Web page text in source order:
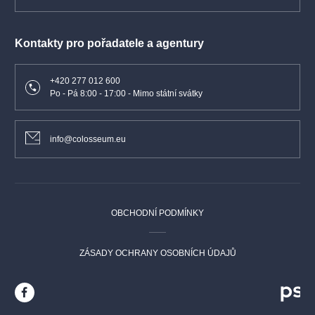
Kontakty pro pořadatele a agentury
+420 277 012 600
Po - Pá 8:00 - 17:00 - Mimo státní svátky
info@colosseum.eu
OBCHODNÍ PODMÍNKY
ZÁSADY OCHRANY OSOBNÍCH ÚDAJŮ